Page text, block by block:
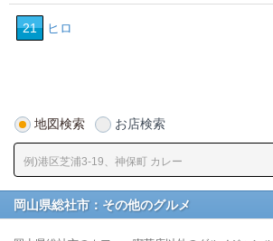
21 ヒロ
地図検索 お店検索
岡山県総社市：その他のグルメ